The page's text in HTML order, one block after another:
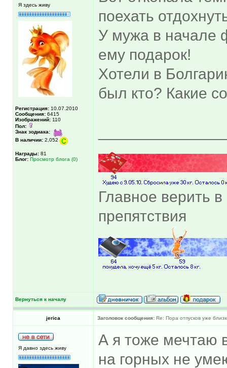
Я здесь живу
Регистрация: 10.07.2010
Сообщения: 6415
Изображений: 110
Пол:
Знак зодиака:
В наличии: 2,052
Награды: 81
Блог: Просмотр блога (0)
поехать
У мужа в начале
ему подарок!
Хотели в
был кто? Какие
Главное верить
препятствия
Вернуться к началу
jerica Заголовок сообщения: Re: Пора отпусков уже
Я давно здесь живу
А я тоже мечтаю
на горных не